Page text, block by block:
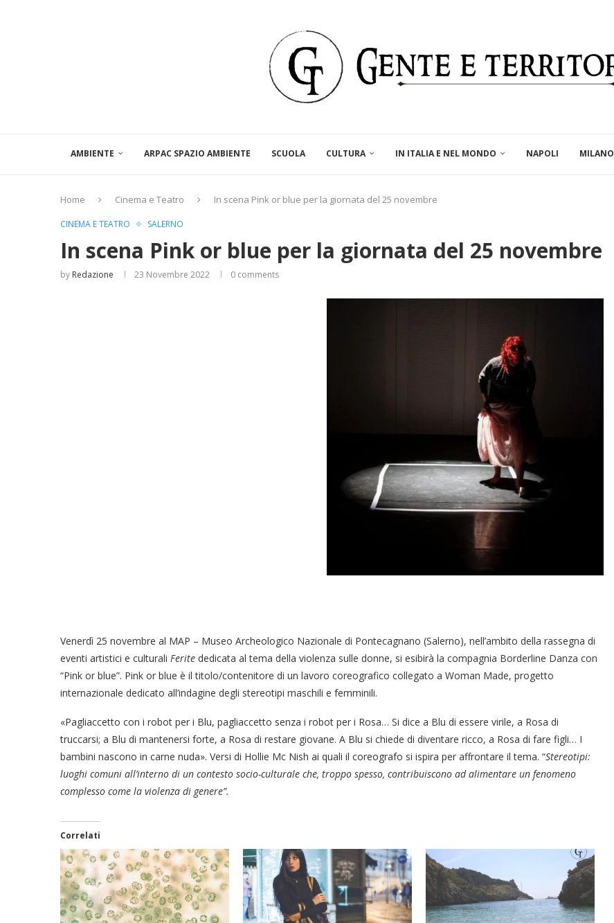
AMBIENTE ARPAC SPAZIO AMBIENTE SCUOLA CULTURA IN ITALIA E NEL MONDO NAPOLI MILANO
Home Cinema e Teatro In scena Pink or blue per la giornata del 25 novembre
CINEMA E TEATRO SALERNO
In scena Pink or blue per la giornata del 25 novembre
by Redazione 23 Novembre 2022 0 comments
Venerdì 25 novembre al MAP – Museo Archeologico Nazionale di Pontecagnano (Salerno), nell’ambito della rassegna di
eventi artistici e culturali Ferite dedicata al tema della violenza sulle donne, si esibirà la compagnia Borderline Danza con
“Pink or blue”. Pink or blue è il titolo/contenitore di un lavoro coreografico collegato a Woman Made, progetto
internazionale dedicato all’indagine degli stereotipi maschili e femminili.
«Pagliaccetto con i robot per i Blu, pagliaccetto senza i robot per i Rosa… Si dice a Blu di essere virile, a Rosa di
truccarsi; a Blu di mantenersi forte, a Rosa di restare giovane. A Blu si chiede di diventare ricco, a Rosa di fare figli… I
bambini nascono in carne nuda». Versi di Hollie Mc Nish ai quali il coreografo si ispira per affrontare il tema. “Stereotipi:
luoghi comuni all’interno di un contesto socio-culturale che, troppo spesso, contribuiscono ad alimentare un fenomeno
complesso come la violenza di genere”.
Correlati